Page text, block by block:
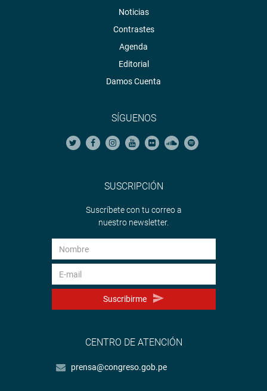
Noticias
Contrastes
Agenda
Editorial
Damos Cuenta
SÍGUENOS
SUSCRIPCIÓN
Suscríbete con tu correo a
nuestro newsletter.
Suscribirme
CENTRO DE ATENCIÓN
prensa@congreso.gob.pe